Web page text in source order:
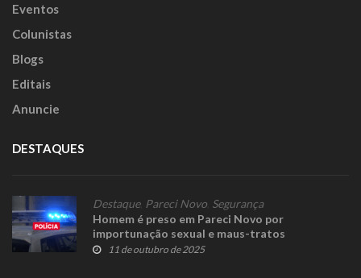
Eventos
Colunistas
Blogs
Editais
Anuncie
DESTAQUES
Destaque, Pareci Novo Segurança
Homem é preso em Pareci Novo por
importunação sexual e maus-tratos
11 de outubro de 2025